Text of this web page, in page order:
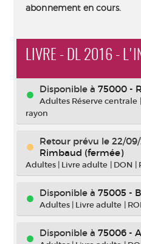
abonnement en cours.
LIVRE - DL 2016 -
Disponible à 75000 -
Adultes Réserve centrale |
rayon
Retour prévu le 22/
Rimbaud (fermée)
Adultes | Livre adulte | DON |
Disponible à 75005 -
Adultes | Livre adulte |
Disponible à 75006 -